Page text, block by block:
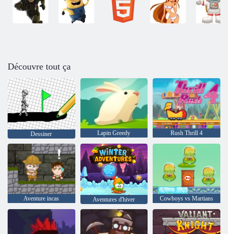
Découvre tout ça
Dessiner Lapin Greedy Rush Thrill 4
Aventure incas Aventures d'hiver Cowboys vs Martians